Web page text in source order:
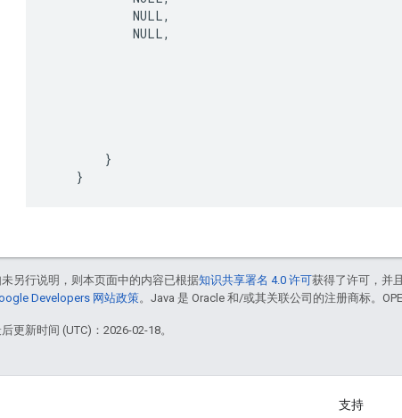
NULL,
NULL,
}
}
另行说明，则本页面中的内容已根据知识共享署名 4.0 许可获得了许可，并
Developers 网站政策。Java 是 Oracle 和/或其关联公司的注册商标。
更新时间 (UTC)：2026-02-18。
支持